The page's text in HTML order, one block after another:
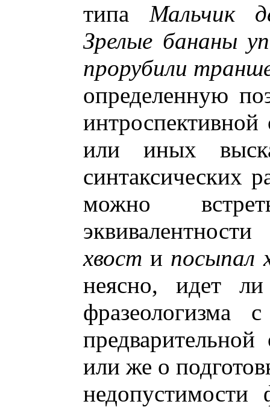
типа Мальчик
Зрелые бананы
прорубили
определенную
или иных
синтаксических
можно
хвост и посыпал
неясно, идет
фразеологизма
или же о